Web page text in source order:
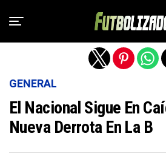
GENERAL
El Nacional Sigue En
Nueva Derrota En La B
Salir de la versión